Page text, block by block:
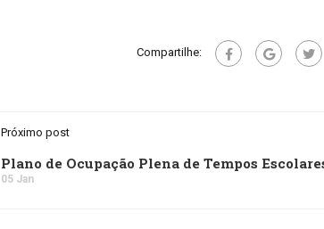
Compartilhe:
Próximo post
Plano de Ocupação Plena de Tempos
05 Jan